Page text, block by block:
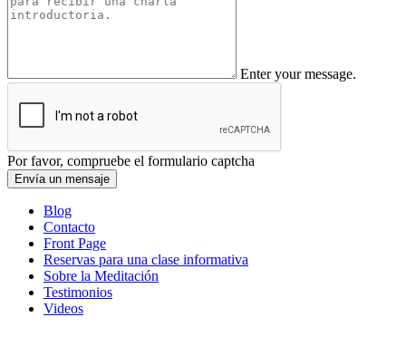
Enter your message.
Por favor, compruebe el formulario captcha
Envía un mensaje
Blog
Contacto
Front Page
Reservas para una clase informativa
Sobre la Meditación
Testimonios
Videos